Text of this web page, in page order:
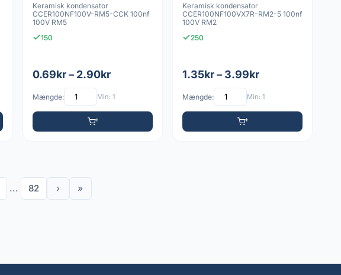
Keramisk kondensator
CCER100NF100V-RM5-CCK 100nf
100V RM5
150
0.69kr – 2.90kr
Mængde: Min: 1
Keramisk kondensator
CCER100NF100VX7R-RM2-5 100nf
100V RM2
250
1.35kr – 3.99kr
Mængde: Min: 1
... 82 › »